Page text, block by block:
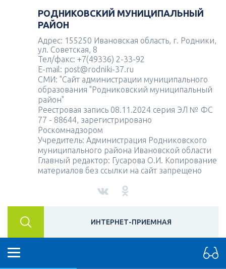
РОДНИКОВСКИЙ МУНИЦИПАЛЬНЫЙ
РАЙОН
Адрес: 155250 Ивановская область, г. Родники,
ул. Советская, 8
Тел/факс: +7(49336) 2-33-92
E-mail: post@rodniki-37.ru
СМИ: "Сайт администрации муниципального
образования "Родниковский муниципальный
район"
Реестровая запись 08.11.2024 серия ЭЛ № ФС
77 - 88644, зарегистрировано
Роскомнадзором
Учредитель: Администрация Родниковского
муниципального района Ивановской области
Главный редактор: Гусарова О.И. Копирование
материалов без ссылки на сайт запрещено
ИНТЕРНЕТ-ПРИЕМНАЯ